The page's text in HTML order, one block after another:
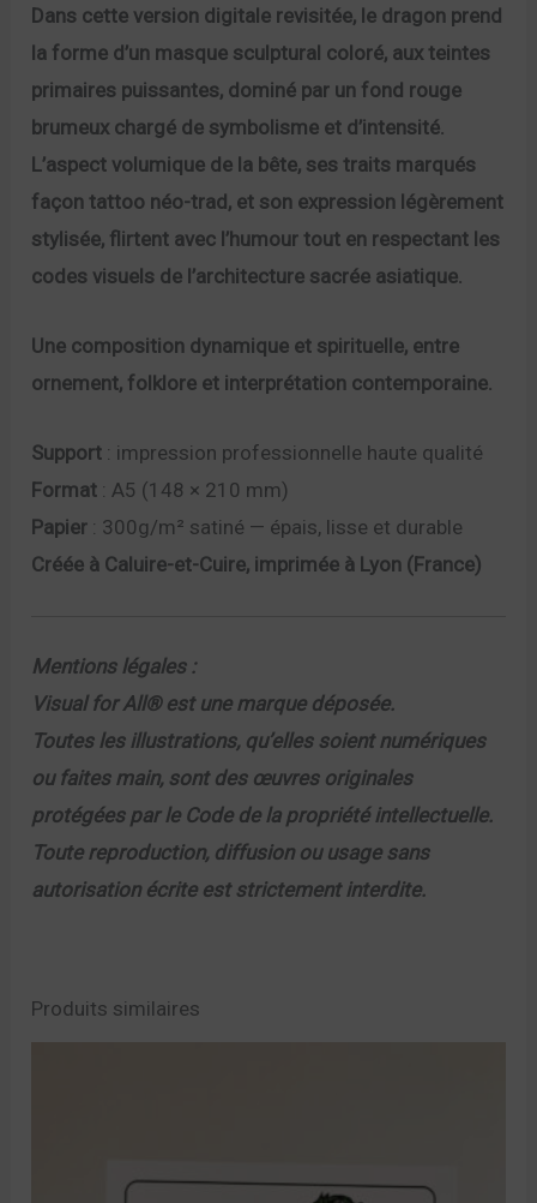
Dans cette version digitale revisitée, le dragon prend
la forme d’un masque sculptural coloré, aux teintes
primaires puissantes, dominé par un fond rouge
brumeux chargé de symbolisme et d’intensité.
L’aspect volumique de la bête, ses traits marqués
façon tattoo néo-trad, et son expression légèrement
stylisée, flirtent avec l’humour tout en respectant les
codes visuels de l’architecture sacrée asiatique.
Une composition dynamique et spirituelle, entre
ornement, folklore et interprétation contemporaine.
Support : impression professionnelle haute qualité
Format : A5 (148 × 210 mm)
Papier : 300g/m² satiné — épais, lisse et durable
Créée à Caluire-et-Cuire, imprimée à Lyon (France)
Mentions légales :
Visual for All® est une marque déposée.
Toutes les illustrations, qu’elles soient numériques
ou faites main, sont des œuvres originales
protégées par le Code de la propriété intellectuelle.
Toute reproduction, diffusion ou usage sans
autorisation écrite est strictement interdite.
Produits similaires